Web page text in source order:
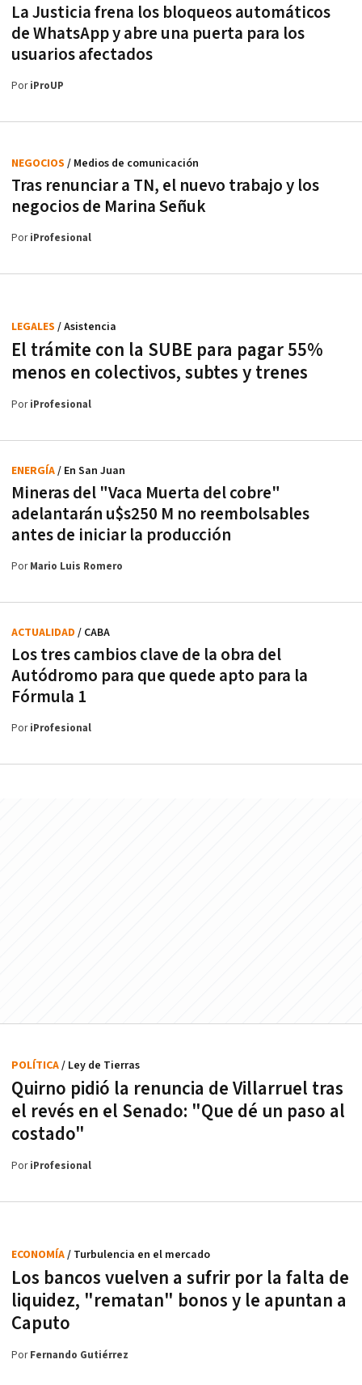
La Justicia frena los bloqueos automáticos
de WhatsApp y abre una puerta para los
usuarios afectados
PoriProUP
Tras renunciar a TN, el nuevo trabajo y los
negocios de Marina Señuk
NEGOCIOS / Medios de comunicación
PoriProfesional
El trámite con la SUBE para pagar 55%
menos en colectivos, subtes y trenes
LEGALES / Asistencia
PoriProfesional
Mineras del "Vaca Muerta del cobre"
adelantarán u$s250 M no reembolsables
antes de iniciar la producción
ENERGÍA/ En San Juan
PorMario Luis Romero
Los tres cambios clave de la obra del
Autódromo para que quede apto para la
Fórmula 1
ACTUALIDAD / CABA
PoriProfesional
Quirno pidió la renuncia de Villarruel tras
el revés en el Senado: "Que dé un paso al
costado"
POLÍTICA/ Ley de Tierras
PoriProfesional
Los bancos vuelven a sufrir por la falta de
liquidez, "rematan" bonos y le apuntan a
Caputo
ECONOMÍA/ Turbulencia en el mercado
PorFernando Gutiérrez